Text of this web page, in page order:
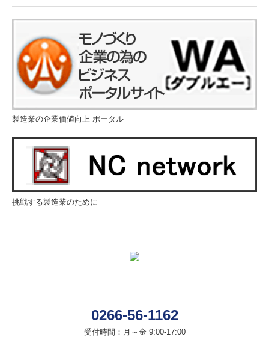
製造業の企業価値向上 ポータル
挑戦する製造業のために
0266-56-1162
受付時間：月～金 9:00-17:00